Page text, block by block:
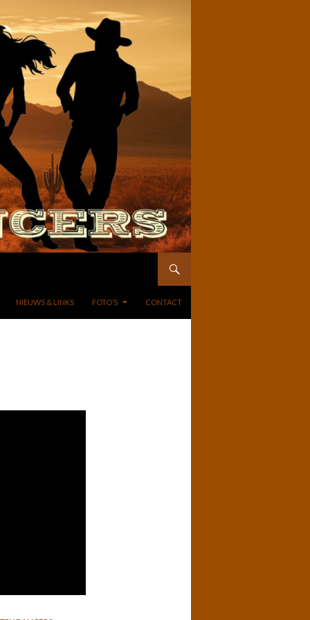
NIEUWS & LINKS FOTO’S CONTACT